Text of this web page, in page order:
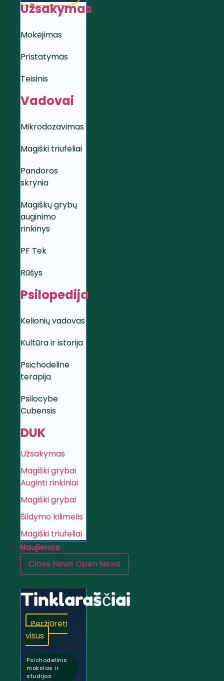
Užsakymas
Mokėjimas
Pristatymas
Teisinis
Vadovai
Mikrodozavimas
Magiški triufeliai
Pandoros
skrynia
Magiškų grybų
auginimo
rinkinys
PF Tek
Rūšys
Psilopedija
Kelionių vadovas
Kultūra ir istorija
Psichodelinė
terapija
Psilocybe
Cubensis
DUK
Užsakymas
Magiški grybai
Auginti rinkiniai
Magiški grybai
Šildymo kilimėlis
Magiški triufeliai
Naujienos
Close News Open News
Tinklaraščiai
Peržiūrėti
visus
Psichodelinis
mokslas ir
studijos